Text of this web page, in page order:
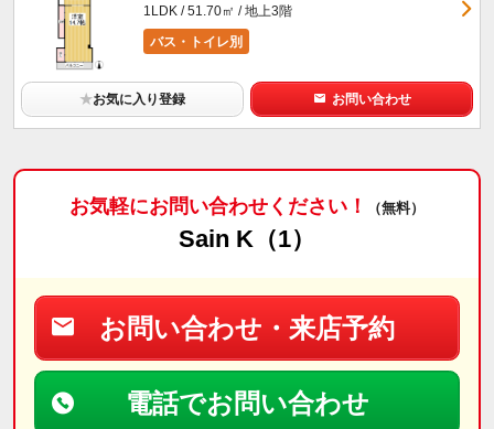
1LDK / 51.70㎡ / 地上3階
バス・トイレ別
★お気に入り登録 お問い合わせ
お気軽にお問い合わせください！ （無料）
Sain K（1）
お問い合わせ・来店予約
電話でお問い合わせ